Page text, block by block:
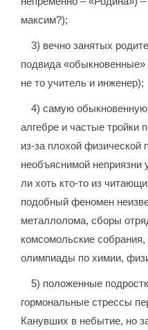
максим?);
3) вечно занятых
подвида «обыкновенные»
не то учитель и инженер);
4) самую обыкновенную
алгебре и частые тройки
из-за плохой физической
необъяснимой неприязни
ли хоть кто-то из
подобный феномен
металлолома, сборы
комсомольские
олимпиады по химии,
5) положенные
гормональные стрессы
Канувших в небытие, но